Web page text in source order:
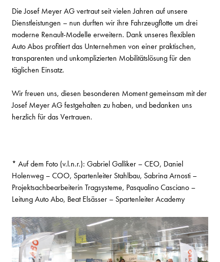
Die Josef Meyer AG vertraut seit vielen Jahren auf unsere
Dienstleistungen – nun durften wir ihre Fahrzeugflotte um drei
moderne Renault-Modelle erweitern. Dank unseres flexiblen
Auto Abos profitiert das Unternehmen von einer praktischen,
transparenten und unkomplizierten Mobilitätslösung für den
täglichen Einsatz.
Wir freuen uns, diesen besonderen Moment gemeinsam mit der
Josef Meyer AG festgehalten zu haben, und bedanken uns
herzlich für das Vertrauen.
* Auf dem Foto (v.l.n.r.): Gabriel Galliker – CEO, Daniel
Holenweg – COO, Spartenleiter Stahlbau, Sabrina Arnosti –
Projektsachbearbeiterin Tragsysteme, Pasqualino Casciano –
Leitung Auto Abo, Beat Elsässer – Spartenleiter Academy